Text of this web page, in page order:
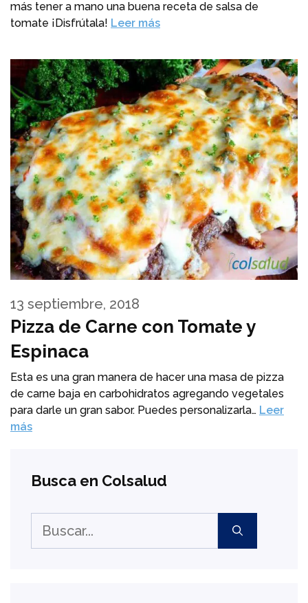
más tener a mano una buena receta de salsa de
tomate ¡Disfrútala! Leer más
Pizza de Carne con Tomate y
Espinaca
13 septiembre, 2018
Esta es una gran manera de hacer una masa de pizza
de carne baja en carbohidratos agregando vegetales
para darle un gran sabor. Puedes personalizarla… Leer
más
Busca en Colsalud
Buscar: